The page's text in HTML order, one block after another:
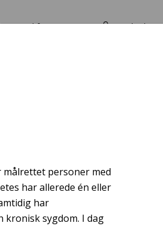
Log ind for ansøgere
personer med
har allerede én eller
har
sygdom. I dag